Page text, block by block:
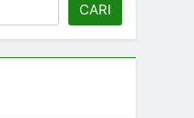
CARI